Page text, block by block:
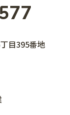
目395番地